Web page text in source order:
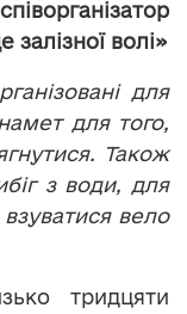
залізної волі»
для
для того,
Також
з води, для
взуватися вело
тридцяти